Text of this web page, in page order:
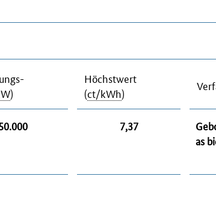
)
Höchstwert
(ct/kWh)
7,37
as